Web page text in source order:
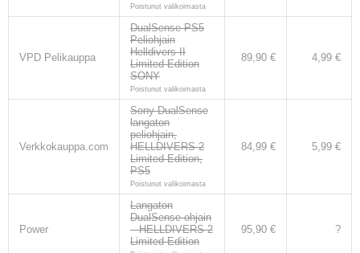
Poistunut valikoimasta
VPD Pelikauppa
DualSense PS5
Peliohjain
Helldivers II
Limited Edition
SONY
Poistunut valikoimasta
89,90 € 4,99 €
Verkkokauppa.com
Sony DualSense
langaton
peliohjain,
HELLDIVERS 2
Limited Edition,
PS5
Poistunut valikoimasta
84,99 € 5,99 €
Power
Langaton
DualSense-ohjain
– HELLDIVERS 2
Limited Edition
95,90 € ?